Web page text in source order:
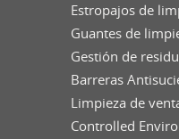
Estropajos de
Guantes de
Gestión de
Barreras
Limpieza de
Controlled